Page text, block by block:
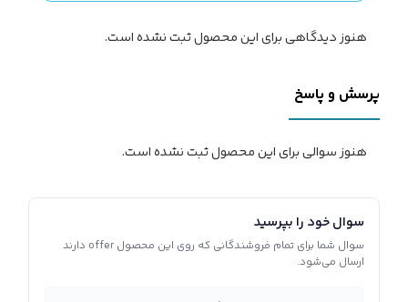
هنوز دیدگاهی برای این محصول ثبت نشده است.
پرسش و پاسخ
هنوز سوالی برای این محصول ثبت نشده است.
سوال خود را بپرسید
سوال شما برای تمام فروشندگانی که روی این محصول offer دارند
ارسال می‌شود.